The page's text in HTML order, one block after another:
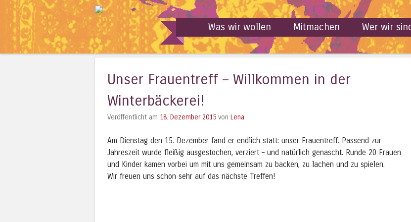
Was wir wollen Mitmachen Wer wir sind
Unser Frauentreff – Willkommen in der
Winterbäckerei!
Veröffentlicht am 18. Dezember 2015 von Lena
Am Dienstag den 15. Dezember fand er endlich statt: unser Frauentreff. Passend zur
Jahreszeit wurde fleißig ausgestochen, verziert – und natürlich genascht. Runde 20 Frauen
und Kinder kamen vorbei um mit uns gemeinsam zu backen, zu lachen und zu spielen.
Wir freuen uns schon sehr auf das nächste Treffen!